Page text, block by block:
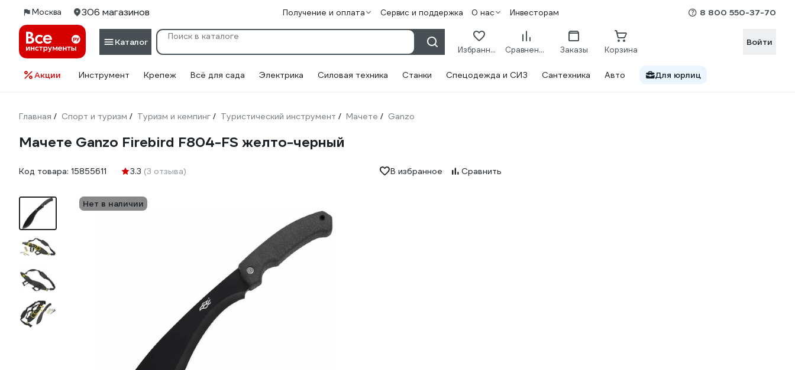
Москва 306 магазинов Получение и оплата Сервис и поддержка О нас Инвесторам 8 800 550-37-70
Каталог
Избранное Сравнение Заказы Корзина
Войти
Акции Инструмент Крепеж Всё для сада Электрика Силовая техника Станки Спецодежда и СИЗ Сантехника Авто Для юрлиц
Главная / Спорт и туризм / Туризм и кемпинг / Туристический инструмент / Мачете / Ganzo
Мачете Ganzo Firebird F804-FS желто-черный
Код товара: 15855611 3.3 (3 отзыва) В избранное Сравнить
Нет в наличии